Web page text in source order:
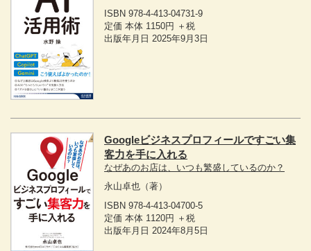
ISBN 978-4-413-04731-9
定価 本体 1150円 ＋税
出版年月日 2025年9月3日
Googleビジネスプロフィールですごい集
客力を手に入れる
なぜあのお店は、いつも繁盛しているのか？
永山卓也 （著）
ISBN 978-4-413-04700-5
定価 本体 1120円 ＋税
出版年月日 2024年8月5日